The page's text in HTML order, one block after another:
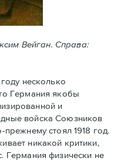
Вейган. Справа:
несколько
Германия якобы
и
войска Союзников
стоял 1918 год.
никакой критики,
Германия физически не